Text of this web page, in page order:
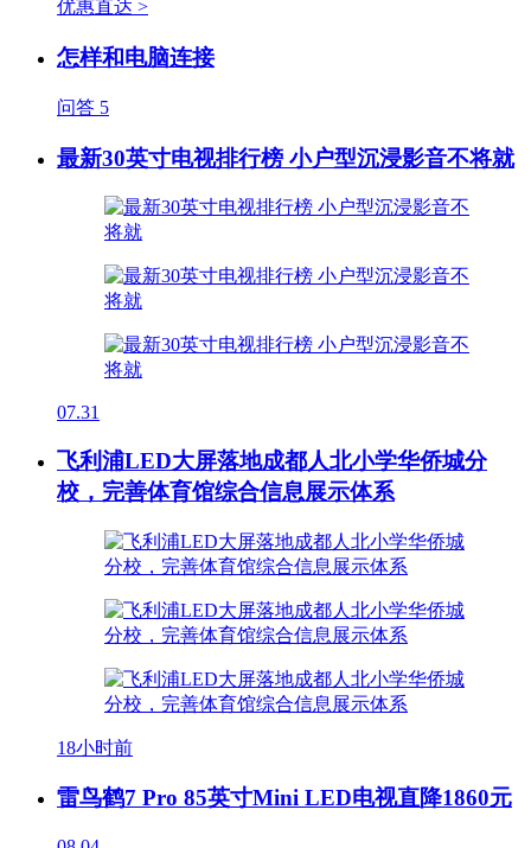
优惠直达 >
怎样和电脑连接
问答 5
最新30英寸电视排行榜 小户型沉浸影音不将就
07.31
飞利浦LED大屏落地成都人北小学华侨城分
校，完善体育馆综合信息展示体系
18小时前
雷鸟鹤7 Pro 85英寸Mini LED电视直降1860元